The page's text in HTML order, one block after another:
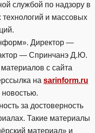
службой по надзору в
и массовых
Директор —
— Спринчанэ Д.Ю.
с сайта
на sarinform.ru
новостью.
за достоверность
Такие материалы
материал» и